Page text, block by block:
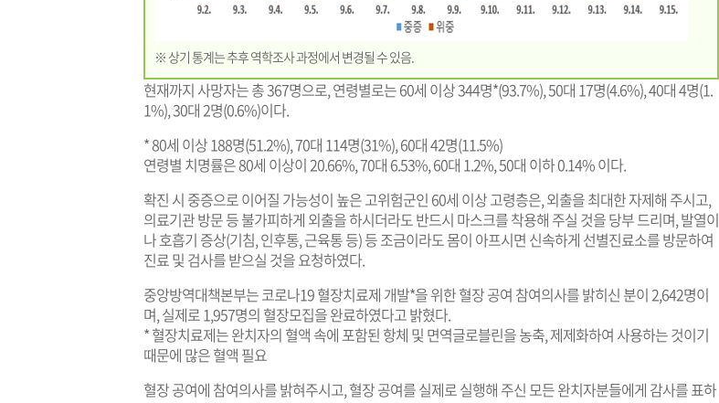
※ 상기 통계는 추후 역학조사 과정에서 변경될 수 있음.
현재까지 사망자는 총 367명으로, 연령별로는 60세 이상 344명*(93.7%), 50대 17명(4.6%), 40대 4명(1.
1%), 30대 2명(0.6%)이다.
* 80세 이상 188명(51.2%), 70대 114명(31%), 60대 42명(11.5%)
연령별 치명률은 80세 이상이 20.66%, 70대 6.53%, 60대 1.2%, 50대 이하 0.14% 이다.
확진 시 중증으로 이어질 가능성이 높은 고위험군인 60세 이상 고령층은, 외출을 최대한 자제해 주시고,
의료기관 방문 등 불가피하게 외출을 하시더라도 반드시 마스크를 착용해 주실 것을 당부 드리며, 발열이
나 호흡기 증상(기침, 인후통, 근육통 등) 등 조금이라도 몸이 아프시면 신속하게 선별진료소를 방문하여
진료 및 검사를 받으실 것을 요청하였다.
중앙방역대책본부는 코로나19 혈장치료제 개발*을 위한 혈장 공여 참여의사를 밝히신 분이 2,642명이
며, 실제로 1,957명의 혈장모집을 완료하였다고 밝혔다.
* 혈장치료제는 완치자의 혈액 속에 포함된 항체 및 면역글로블린을 농축, 제제화하여 사용하는 것이기
때문에 많은 혈액 필요
혈장 공여에 참여의사를 밝혀주시고, 혈장 공여를 실제로 실행해 주신 모든 완치자분들에게 감사를 표하